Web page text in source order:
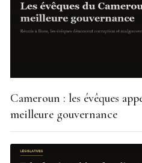
Cameroun : les évêques
meilleure gouvernance